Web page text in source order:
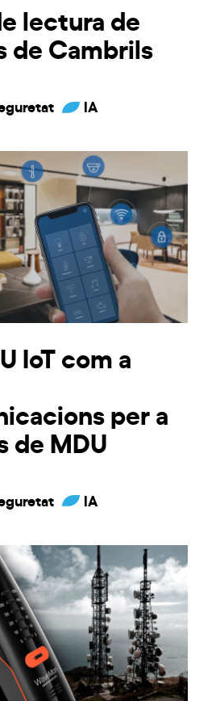
lectura de
de Cambrils
IA
IoT com a
per a
de MDU
IA